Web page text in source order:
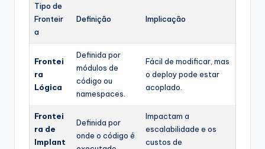
Tipo de
Fronteir
a
Definição Implicação
Frontei
ra
Lógica
Definida por
módulos de
código ou
namespaces.
Fácil de modificar, mas
o deploy pode estar
acoplado.
Frontei
ra de
Implant
Definida por
onde o código é
Impactam a
escalabilidade e os
custos de